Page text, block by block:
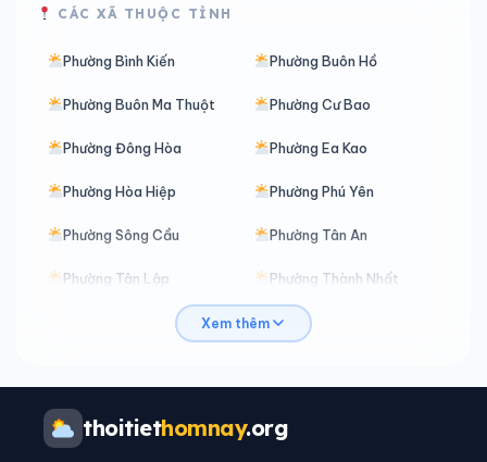
CÁC XÃ THUỘC TỈNH
Phường Bình Kiến Phường Buôn Hồ
Phường Buôn Ma Thuột Phường Cư Bao
Phường Đông Hòa Phường Ea Kao
Phường Hòa Hiệp Phường Phú Yên
Phường Sông Cầu Phường Tân An
Phường Tân Lập Phường Thành Nhất
Phường Xuân Đài
Xã Cư M’ta
Xã Cư Prao
Xem thêm
thoitiethomnay.org